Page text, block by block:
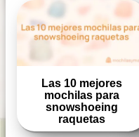
Las 10 mejores
mochilas para
snowshoeing
raquetas